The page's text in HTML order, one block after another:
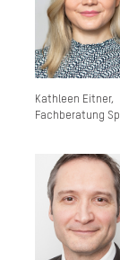
Kathleen Eitner,
Fachberatung